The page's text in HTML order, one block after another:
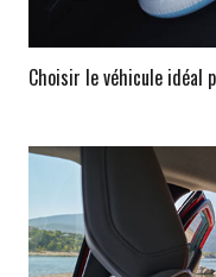
Choisir le véhicule idéal